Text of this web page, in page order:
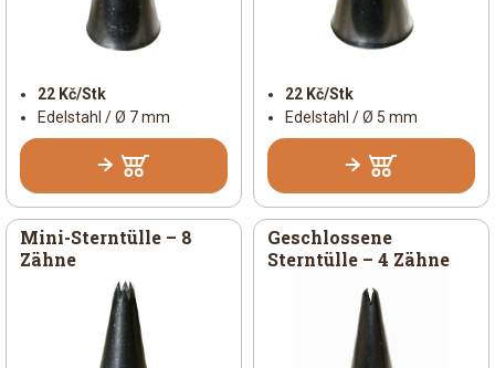
22 Kč/Stk
Edelstahl / Ø 7 mm
22 Kč/Stk
Edelstahl / Ø 5 mm
Mini-Sterntülle – 8
Zähne
Geschlossene
Sterntülle – 4 Zähne